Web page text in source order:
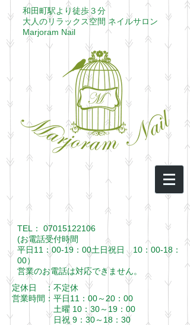
​和田町駅より徒歩３分​
大人のリラックス空間 ネイルサロン
​Marjoram Nail
TEL： 07015122106
(お電話受付時間
平日11：00-19：00土日祝日 10：00-18：
00）
​営業のお電話は対応できません。
定休日 ：不定休
営業時間： 平日11：00～20：00
​ 土曜 10：30～19：00
日祝 9：30～18：30